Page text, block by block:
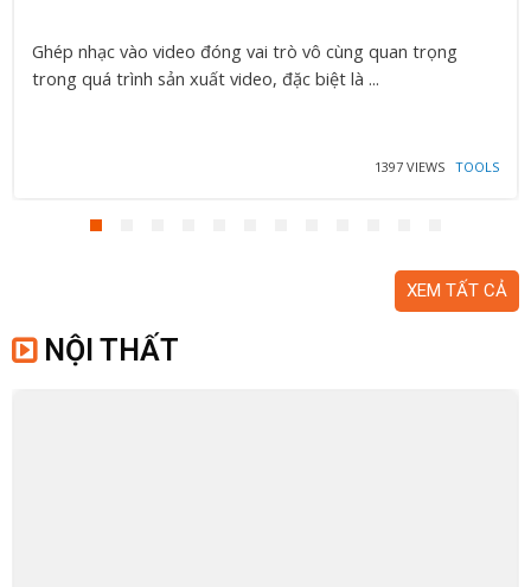
Ghép nhạc vào video đóng vai trò vô cùng quan trọng
trong quá trình sản xuất video, đặc biệt là ...
1397 VIEWS TOOLS
XEM TẤT CẢ
NỘI THẤT